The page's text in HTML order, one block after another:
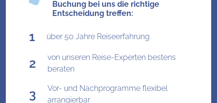
Buchung bei uns die richtige
Entscheidung treffen:
über 50 Jahre Reiseerfahrung
von unseren Reise-Experten bestens
beraten
Vor- und Nachprogramme flexibel
arrangierbar